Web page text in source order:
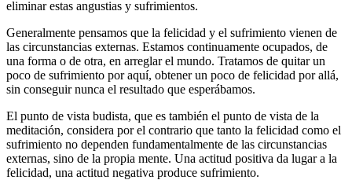
eliminar estas angustias y sufrimientos.
Generalmente pensamos que la felicidad y el sufrimiento vienen de
las circunstancias externas. Estamos continuamente ocupados, de
una forma o de otra, en arreglar el mundo. Tratamos de quitar un
poco de sufrimiento por aquí, obtener un poco de felicidad por allá,
sin conseguir nunca el resultado que esperábamos.
El punto de vista budista, que es también el punto de vista de la
meditación, considera por el contrario que tanto la felicidad como el
sufrimiento no dependen fundamentalmente de las circunstancias
externas, sino de la propia mente. Una actitud positiva da lugar a la
felicidad, una actitud negativa produce sufrimiento.